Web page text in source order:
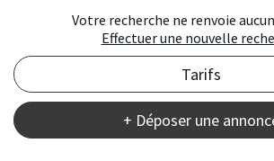
Votre recherche ne renvoie
Effectuer une nouvelle
Tarifs
+ Déposer une